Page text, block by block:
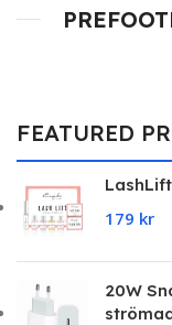
FEATURED
179 kr
20W